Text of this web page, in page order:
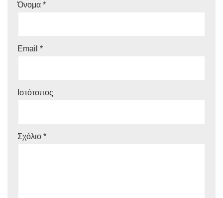
Όνομα *
Email *
Ιστότοπος
Σχόλιο *